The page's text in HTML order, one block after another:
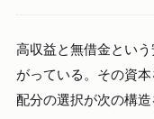
高収益と無借金とい
がっている。その資
配分の選択が次の構造